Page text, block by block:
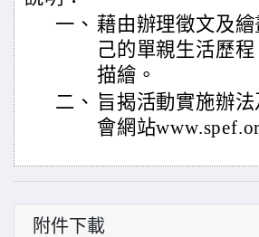
一、 藉由辦理徵文及
己的單親生活歷
描繪。
二、 旨揭活動實施辦
會網站
附件下載